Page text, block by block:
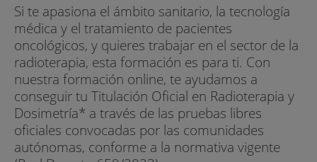
Si te apasiona el ámbito sanitario, la tecnología
médica y el tratamiento de pacientes
oncológicos, y quieres trabajar en el sector de la
radioterapia, esta formación es para ti. Con
nuestra formación online, te ayudamos a
conseguir tu Titulación Oficial en Radioterapia y
Dosimetría* a través de las pruebas libres
oficiales convocadas por las comunidades
autónomas, conforme a la normativa vigente